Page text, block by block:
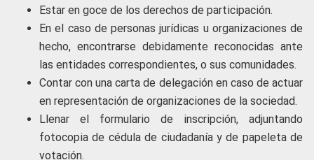
Estar en goce de los derechos de participación.
En el caso de personas jurídicas u organizaciones de
hecho, encontrarse debidamente reconocidas ante
las entidades correspondientes, o sus comunidades.
Contar con una carta de delegación en caso de actuar
en representación de organizaciones de la sociedad.
Llenar el formulario de inscripción, adjuntando
fotocopia de cédula de ciudadanía y de papeleta de
votación.